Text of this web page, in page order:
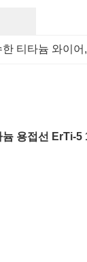
티타늄 와이어 ,
용접선 ErTi-5